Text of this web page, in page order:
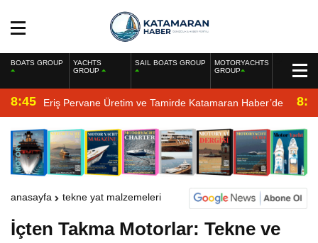
BOATS GROUP
YACHTS
GROUP
SAIL BOATS GROUP
MOTORYACHTS
GROUP
8:45 Eriş Pervane Üretim ve Tamirde Katamaran Haber’de
anasayfa tekne yat malzemeleri
İçten Takma Motorlar: Tekne ve